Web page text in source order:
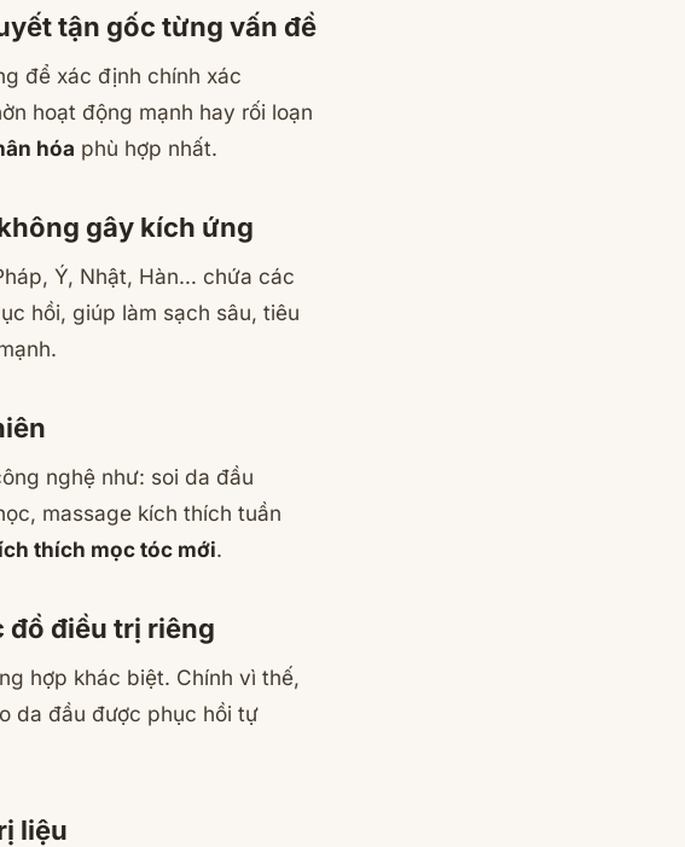
tận gốc từng vấn đề
để xác định chính xác
hoạt động mạnh hay rối loạn
hóa phù hợp nhất.
gây kích ứng
Ý, Nhật, Hàn… chứa các
hồi, giúp làm sạch sâu, tiêu
nghệ như: soi da đầu
massage kích thích tuần
thích mọc tóc mới.
đồ điều trị riêng
hợp khác biệt. Chính vì thế,
da đầu được phục hồi tự
liệu